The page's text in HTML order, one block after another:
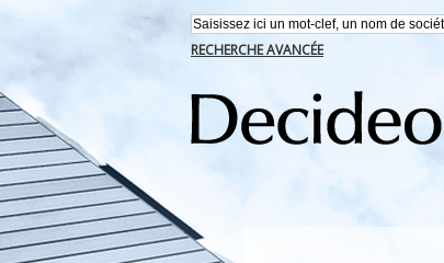
RECHERCHE AVANCÉE